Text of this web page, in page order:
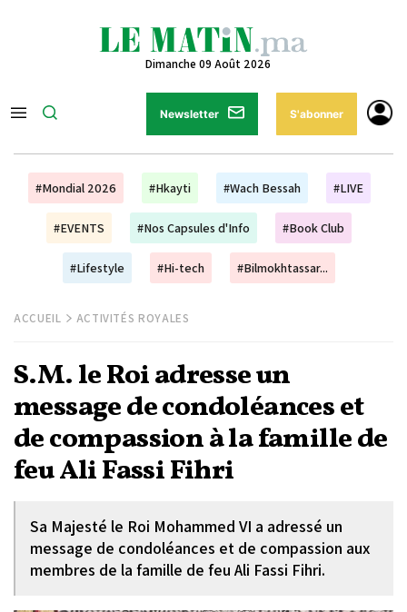
Dimanche 09 Août 2026
Newsletter S'abonner
#Mondial 2026 #Hkayti #Wach Bessah #LIVE
#EVENTS #Nos Capsules d'Info #Book Club
#Lifestyle #Hi-tech #Bilmokhtassar...
ACCUEIL ACTIVITÉS ROYALES
S.M. le Roi adresse un
message de condoléances et
de compassion à la famille de
feu Ali Fassi Fihri
Sa Majesté le Roi Mohammed VI a adressé un
message de condoléances et de compassion aux
membres de la famille de feu Ali Fassi Fihri.